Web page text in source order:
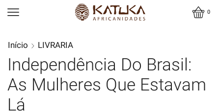
0
Início LIVRARIA
Independência Do Brasil:
As Mulheres Que Estavam
Lá